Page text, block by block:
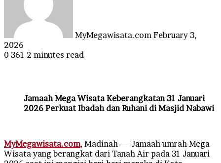
MyMegawisata.com February 3,
2026
0 361 2 minutes read
Jamaah Mega Wisata Keberangkatan 31 Januari
2026 Perkuat Ibadah dan Ruhani di Masjid Nabawi
MyMegawisata.com, Madinah — Jamaah umrah Mega
Wisata yang berangkat dari Tanah Air pada 31 Januari